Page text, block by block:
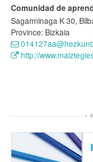
Comunidad de
Sagarminaga K 30,
Province: Bizkaia
http://